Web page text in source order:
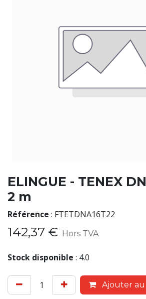
ELINGUE - TENEX
2 m
Référence : FTETDNA16T22
142,37 € Hors TVA
Stock disponible : 4.0
Ajouter